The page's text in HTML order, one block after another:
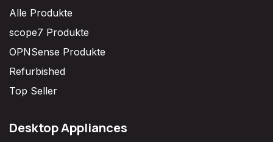
Alle Produkte
scope7 Produkte
OPNSense Produkte
Refurbished
Top Seller
Desktop Appliances